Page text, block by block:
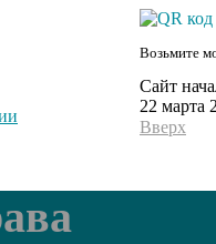
Возьмите
Сайт
22 марта
Вверх